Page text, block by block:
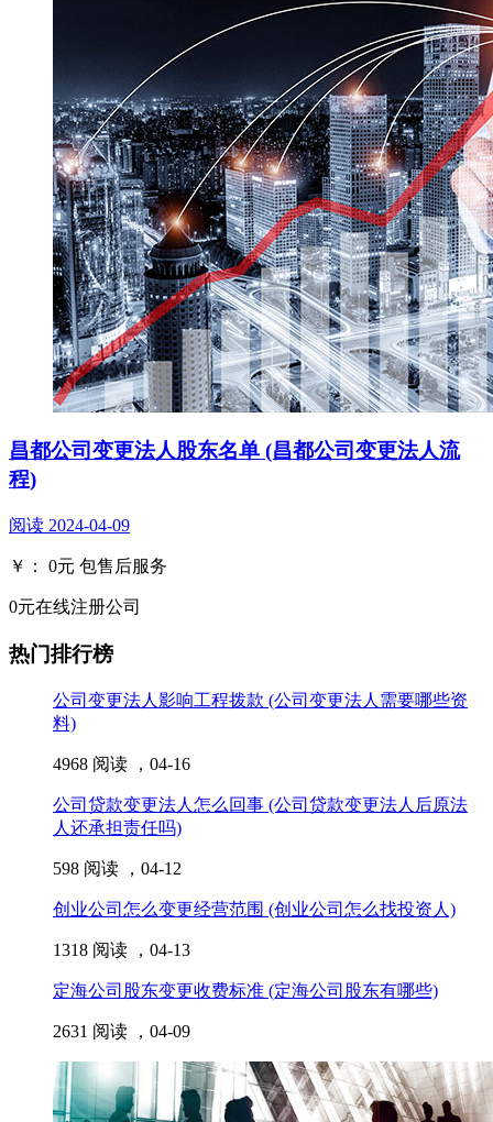
昌都公司变更法人股东名单 (昌都公司变更法人流
程)
阅读 2024-04-09
￥： 0元 包售后服务
0元在线注册公司
热门排行榜
公司变更法人影响工程拨款 (公司变更法人需要哪些资
料)
4968 阅读 ， 04-16
公司贷款变更法人怎么回事 (公司贷款变更法人后原法
人还承担责任吗)
598 阅读 ， 04-12
创业公司怎么变更经营范围 (创业公司怎么找投资人)
1318 阅读 ， 04-13
定海公司股东变更收费标准 (定海公司股东有哪些)
2631 阅读 ， 04-09